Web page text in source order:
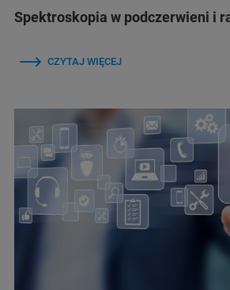
Spektroskopia w podczerwieni i
CZYTAJ WIĘCEJ